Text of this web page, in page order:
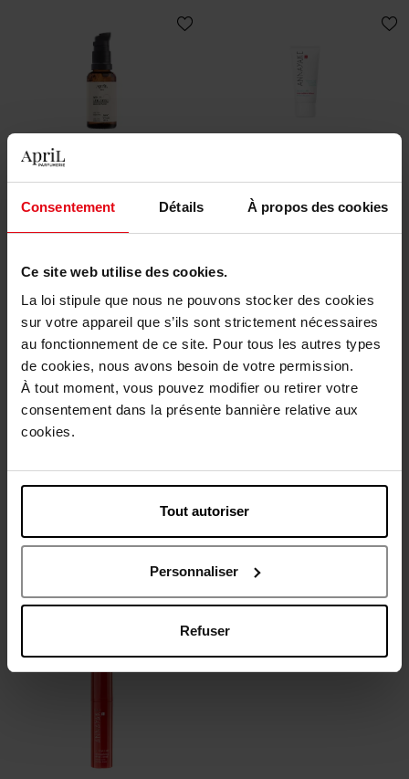
Consentement Détails À propos des cookies
Ce site web utilise des cookies.
La loi stipule que nous ne pouvons stocker des cookies
sur votre appareil que s’ils sont strictement nécessaires
au fonctionnement de ce site. Pour tous les autres types
de cookies, nous avons besoin de votre permission.
À tout moment, vous pouvez modifier ou retirer votre
consentement dans la présente bannière relative aux
cookies.
Tout autoriser
Personnaliser
Refuser
ANNAYAKE
Crème nourrissante anti-âge
74,90 € Ajouter
ANNAYAKE
Crème hydratante
60,90 € Ajouter